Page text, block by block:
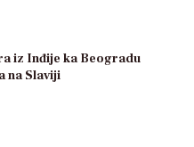
iz Inđije ka Beogradu
na Slaviji